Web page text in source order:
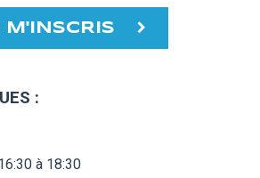
M'INSCRIS
:
à 18:30